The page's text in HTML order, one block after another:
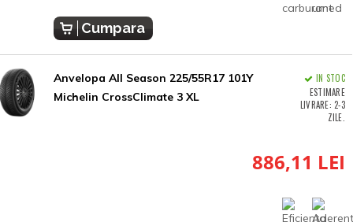
Cumpara
Anvelopa All Season 225/55R17 101Y
Michelin CrossClimate 3 XL
IN STOC
ESTIMARE
LIVRARE: 2-3
ZILE.
886,11 LEI